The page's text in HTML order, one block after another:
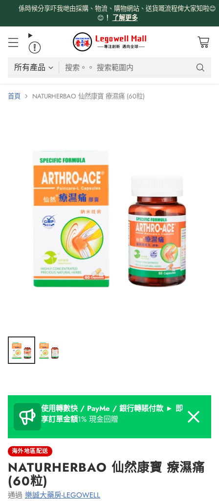
係時候分享吓我哋由採購、物流、購物網站、送貨嘅流程俾大家知啦😊
😊 ！ 了解更多
搜索。。 搜索範圍内
首頁 NATURHERBAO 仙然康寶 療濕痛 (60粒)
使用轉數快 / PayMe / 銀行轉賬付款 ► 即
享訂單金額1% 現金回贈
Dismiss
海外地區配送
NATURHERBAO 仙然康寶 療濕痛
(60粒)
通過 樂誠大藥房-LEGOWELL